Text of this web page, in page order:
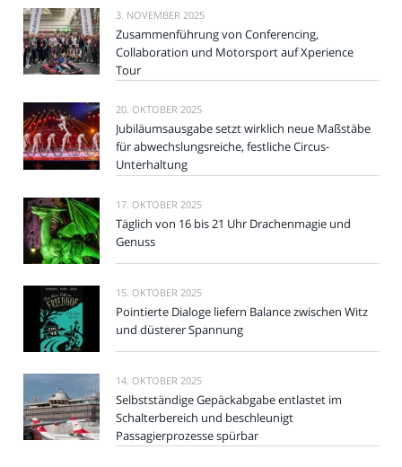
3. NOVEMBER 2025
Zusammenführung von Conferencing,
Collaboration und Motorsport auf Xperience
Tour
20. OKTOBER 2025
Jubiläumsausgabe setzt wirklich neue Maßstäbe
für abwechslungsreiche, festliche Circus-
Unterhaltung
17. OKTOBER 2025
Täglich von 16 bis 21 Uhr Drachenmagie und
Genuss
15. OKTOBER 2025
Pointierte Dialoge liefern Balance zwischen Witz
und düsterer Spannung
14. OKTOBER 2025
Selbstständige Gepäckabgabe entlastet im
Schalterbereich und beschleunigt
Passagierprozesse spürbar